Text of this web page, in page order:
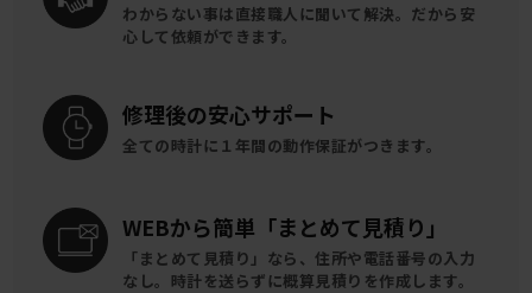
わからない事は直接職人に聞いて解決。 だから安
心して依頼ができます。
修理後の安心サポート
全ての時計に １年間の動作保証がつきます。
WEBから簡単 「まとめて見積り」
「まとめて見積り」なら、住所や電話番号の入力
なし。時計を送らずに概算見積りを作成します。